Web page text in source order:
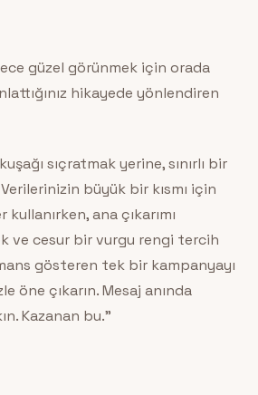
güzel görünmek için orada
hikayede yönlendiren
sıçratmak yerine, sınırlı bir
büyük bir kısmı için
ana çıkarımı
ve cesur bir vurgu rengi tercih
gösteren tek bir kampanyayı
öne çıkarın. Mesaj anında
Kazanan bu.”